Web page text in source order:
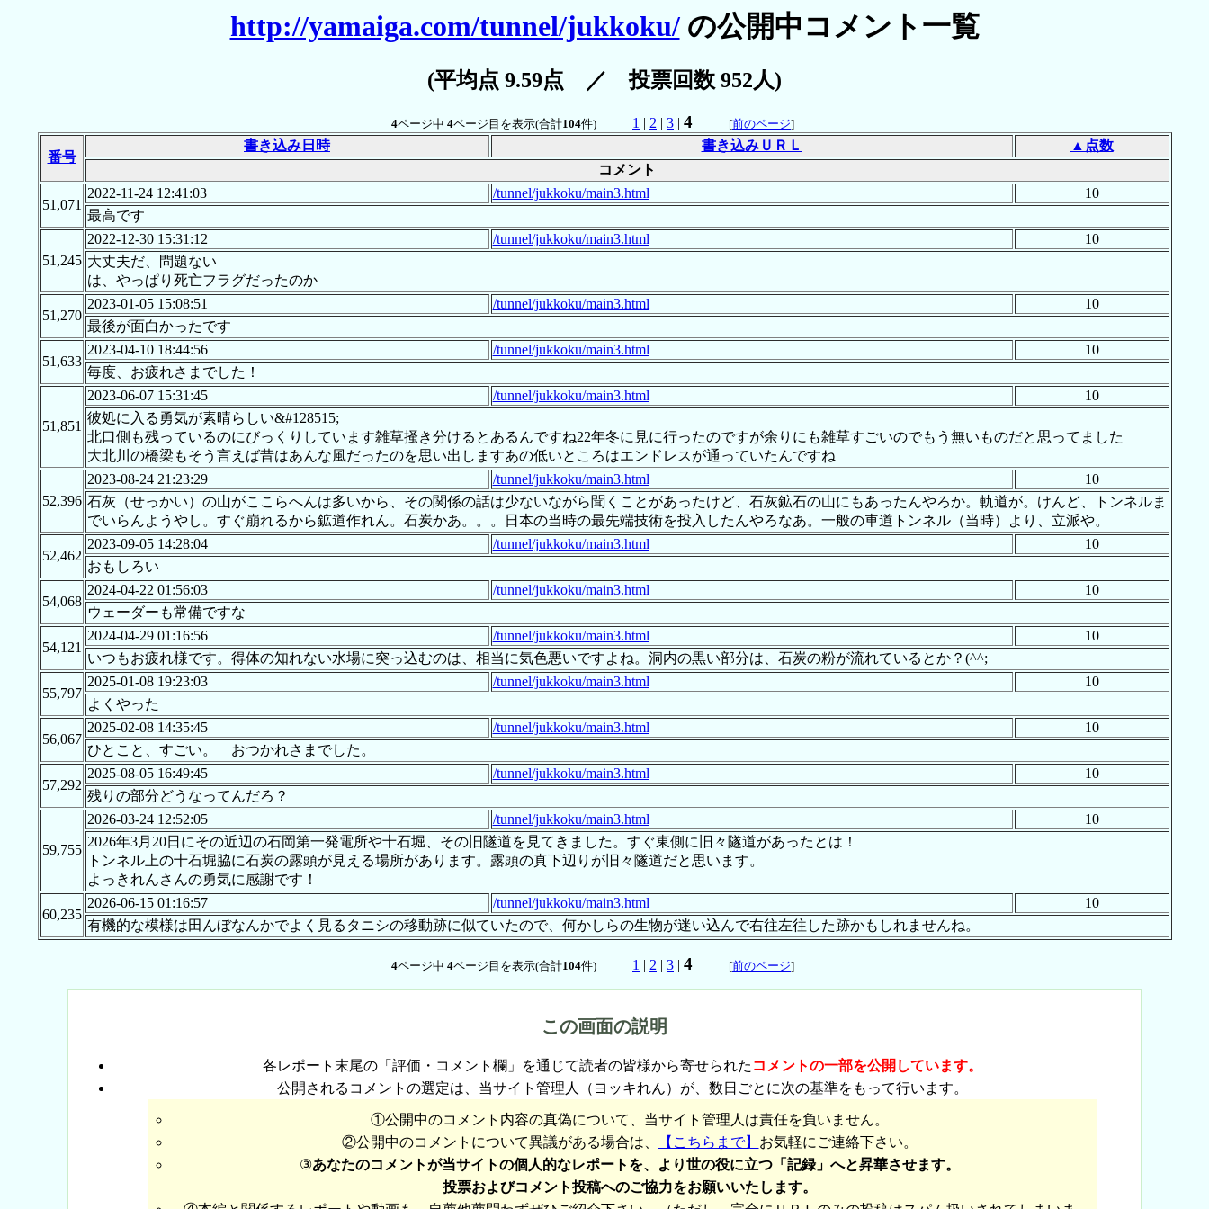
http://yamaiga.com/tunnel/jukkoku/の公開中コメント一覧
(平均点 9.59点 ／ 投票回数 952人)
4ページ中 4ページ目を表示(合計104件) 1 | 2 | 3 | 4 [前のページ]
番号
書き込み日時 書き込みＵＲＬ
▲点数
コメント
51,071
2022-11-24 12:41:03 /tunnel/jukkoku/main3.html
10
最高です
51,245
2022-12-30 15:31:12 /tunnel/jukkoku/main3.html
10
大丈夫だ、問題ない
は、やっぱり死亡フラグだったのか
51,270
2023-01-05 15:08:51 /tunnel/jukkoku/main3.html
10
最後が面白かったです
51,633
2023-04-10 18:44:56 /tunnel/jukkoku/main3.html
10
毎度、お疲れさまでした！
51,851
2023-06-07 15:31:45 /tunnel/jukkoku/main3.html
10
彼処に入る勇気が素晴らしい&#128515;
北口側も残っているのにびっくりしています雑草掻き分けるとあるんですね22年冬に見に行ったのですが余りにも雑草すごいのでもう無いものだと思ってました
大北川の橋梁もそう言えば昔はあんな風だったのを思い出しますあの低いところはエンドレスが通っていたんですね
52,396
2023-08-24 21:23:29 /tunnel/jukkoku/main3.html
10
石灰（せっかい）の山がここらへんは多いから、その関係の話は少ないながら聞くことがあったけど、石灰鉱石の山にもあったんやろか。軌道が。けんど、トンネルま
でいらんようやし。すぐ崩れるから鉱道作れん。石炭かあ。。。日本の当時の最先端技術を投入したんやろなあ。一般の車道トンネル（当時）より、立派や。
52,462
2023-09-05 14:28:04 /tunnel/jukkoku/main3.html
10
おもしろい
54,068
2024-04-22 01:56:03 /tunnel/jukkoku/main3.html
10
ウェーダーも常備ですな
54,121
2024-04-29 01:16:56 /tunnel/jukkoku/main3.html
10
いつもお疲れ様です。得体の知れない水場に突っ込むのは、相当に気色悪いですよね。洞内の黒い部分は、石炭の粉が流れているとか？(^^;
55,797
2025-01-08 19:23:03 /tunnel/jukkoku/main3.html
10
よくやった
56,067
2025-02-08 14:35:45 /tunnel/jukkoku/main3.html
10
ひとこと、すごい。 おつかれさまでした。
57,292
2025-08-05 16:49:45 /tunnel/jukkoku/main3.html
10
残りの部分どうなってんだろ？
59,755
2026-03-24 12:52:05 /tunnel/jukkoku/main3.html
10
2026年3月20日にその近辺の石岡第一発電所や十石堀、その旧隧道を見てきました。すぐ東側に旧々隧道があったとは！
トンネル上の十石堀脇に石炭の露頭が見える場所があります。露頭の真下辺りが旧々隧道だと思います。
よっきれんさんの勇気に感謝です！
60,235
2026-06-15 01:16:57 /tunnel/jukkoku/main3.html
10
有機的な模様は田んぼなんかでよく見るタニシの移動跡に似ていたので、何かしらの生物が迷い込んで右往左往した跡かもしれませんね。
4ページ中 4ページ目を表示(合計104件) 1 | 2 | 3 | 4 [前のページ]
この画面の説明
各レポート末尾の「評価・コメント欄」を通じて読者の皆様から寄せられた コメントの一部を公開しています。
公開されるコメントの選定は、当サイト管理人（ヨッキれん）が、数日ごとに次の基準をもって行います。
①公開中のコメント内容の真偽について、当サイト管理人は責任を負いません。
②公開中のコメントについて異議がある場合は、
【こちらまで】 お気軽にご連絡下さい。
③あなたのコメントが当サイトの個人的なレポートを、より世の役に立つ「記録」へと昇華させます。
投票およびコメント投稿へのご協力をお願いいたします。